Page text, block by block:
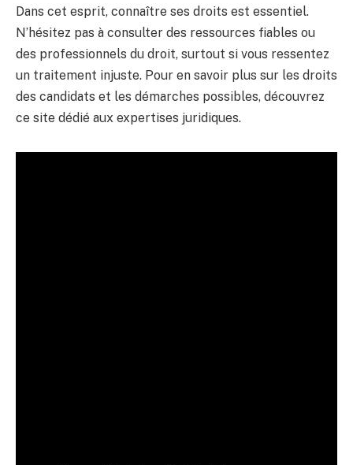
Dans cet esprit, connaître ses droits est essentiel.
N’hésitez pas à consulter des ressources fiables ou
des professionnels du droit, surtout si vous ressentez
un traitement injuste. Pour en savoir plus sur les droits
des candidats et les démarches possibles, découvrez
ce site dédié aux expertises juridiques.